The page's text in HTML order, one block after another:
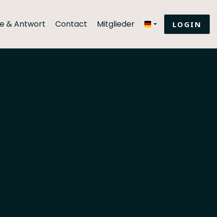
& Antwort Contact Mitglieder LOGIN